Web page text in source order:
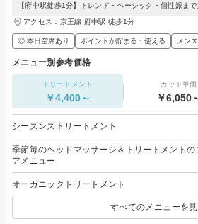
【府中駅徒歩1分】トレンド・ベーシック・個性派ま
アクセス：京王線 府中駅 徒歩1分
◎ 本日空席あり ポイントが貯まる・使える メン
メニュー別参考価格
トリートメント
￥4,400～
カット単価
￥6,050
シーズンズトリートメント
季節毎のヘッドマッサージ＆トリートメントの
アメニュー
オーガニックトリートメント
すべてのメニューを